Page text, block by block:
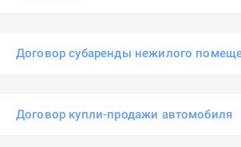
Договор субаренды нежилого
Договор купли-продажи автомобиля